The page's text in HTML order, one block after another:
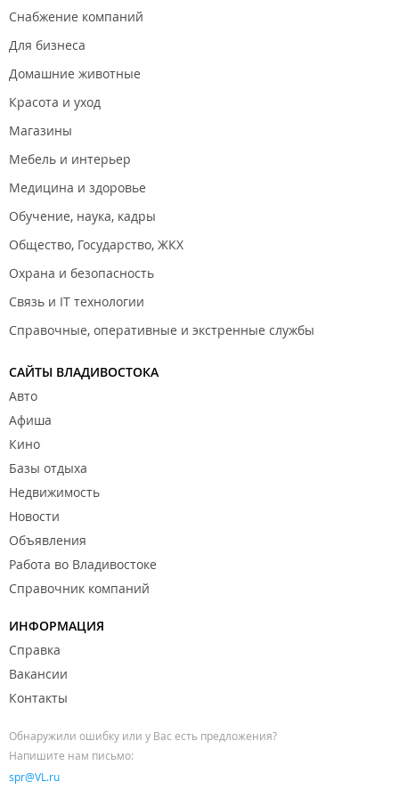
Тёплый декабрь мешает заливать катки во Владивостоке
Более 70 катков во всех районах города будут работать этой
Снабжение компаний
Для бизнеса
Домашние животные
Красота и уход
Магазины
Мебель и интерьер
Медицина и здоровье
Обучение, наука, кадры
Общество, Государство, ЖКХ
Охрана и безопасность
Связь и IT технологии
Справочные, оперативные и экстренные службы
САЙТЫ ВЛАДИВОСТОКА
Авто
Афиша
Кино
Базы отдыха
Недвижимость
Новости
Объявления
Работа во Владивостоке
Справочник компаний
ИНФОРМАЦИЯ
Справка
Вакансии
Контакты
Обнаружили ошибку или у Вас есть предложения?
Напишите нам письмо:
spr@VL.ru